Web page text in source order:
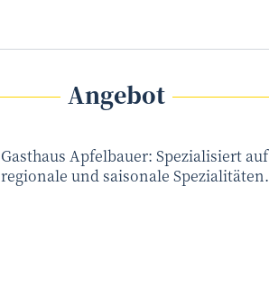
Angebot
Gasthaus Apfelbauer: Spezialisiert auf
regionale und saisonale Spezialitäten.